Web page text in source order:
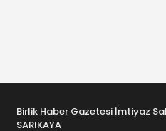
Birlik Haber Gazetesi İmtiyaz
SARIKAYA